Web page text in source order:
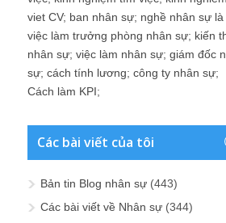
viet CV; ban nhân sự; nghề nhân sự là
việc làm trưởng phòng nhân sự; kiến
nhân sự; việc làm nhân sự; giám đốc
sự; cách tính lương; công ty nhân sự;
Cách làm KPI;
Các bài viết của tôi
Bản tin Blog nhân sự (443)
Các bài viết về Nhân sự (344)